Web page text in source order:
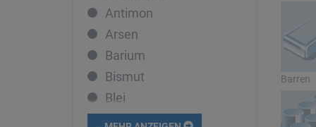
Antimon
Arsen
Barium
Bismut
Blei
Barren